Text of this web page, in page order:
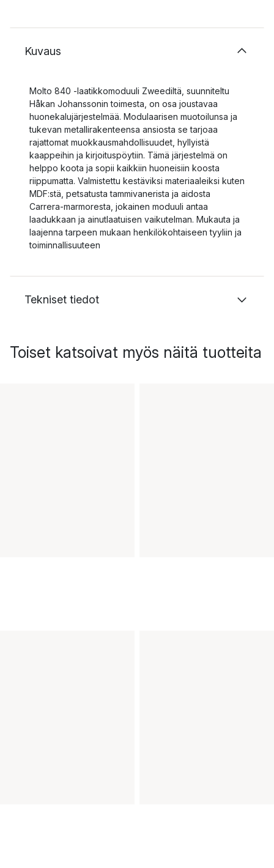
Kuvaus
Molto 840 -laatikkomoduuli Zweediltä, suunniteltu
Håkan Johanssonin toimesta, on osa joustavaa
huonekalujärjestelmää. Modulaarisen muotoilunsa ja
tukevan metallirakenteensa ansiosta se tarjoaa
rajattomat muokkausmahdollisuudet, hyllyistä
kaappeihin ja kirjoituspöytiin. Tämä järjestelmä on
helppo koota ja sopii kaikkiin huoneisiin koosta
riippumatta. Valmistettu kestäviksi materiaaleiksi kuten
MDF:stä, petsatusta tammivanerista ja aidosta
Carrera-marmoresta, jokainen moduuli antaa
laadukkaan ja ainutlaatuisen vaikutelman. Mukauta ja
laajenna tarpeen mukaan henkilökohtaiseen tyyliin ja
toiminnallisuuteen
Tekniset tiedot
Toiset katsoivat myös näitä tuotteita